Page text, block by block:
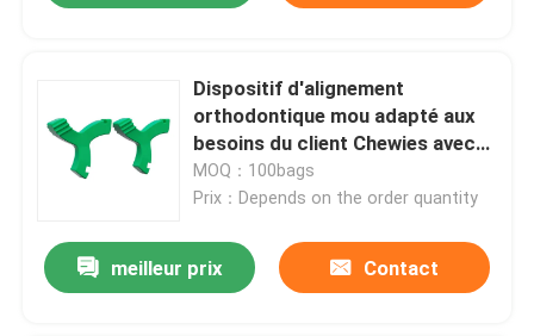
Dispositif d'alignement
orthodontique mou adapté aux
besoins du client Chewies avec
des saveurs de fruit
MOQ：100bags
Prix：Depends on the order quantity
meilleur prix Contact